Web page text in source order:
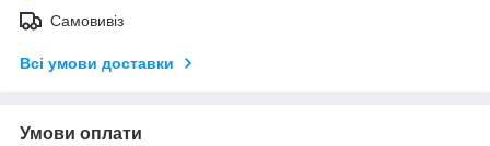
Самовивіз
Всі умови доставки
Умови оплати